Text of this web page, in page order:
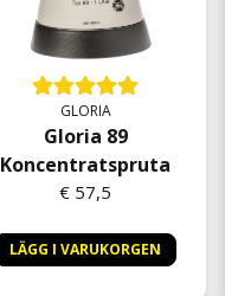
GLORIA
Gloria 89
Koncentratspruta
€ 57,5
LÄGG I VARUKORGEN